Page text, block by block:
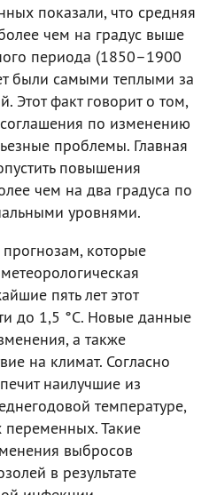
показали, что средняя
чем на градус выше
периода (1850–1900
были самыми теплыми за
Этот факт говорит о том,
по изменению
проблемы. Главная
повышения
чем на два градуса по
уровнями.
которые
пять лет этот
до 1,5 °C. Новые данные
а также
на климат. Согласно
наилучшие из
температуре,
переменных. Такие
выбросов
в результате